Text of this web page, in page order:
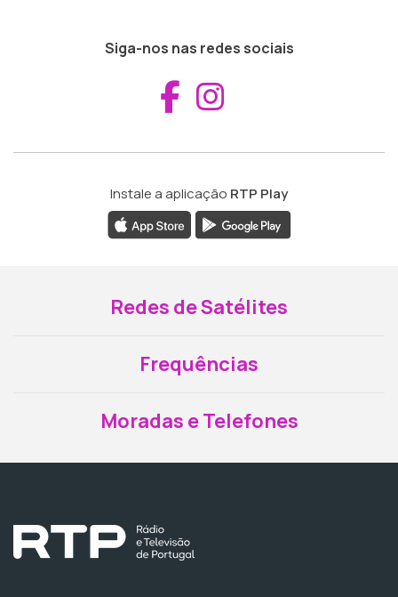
Siga-nos nas redes sociais
Aceder ao
Instale a aplicação RTP Play
Redes de Satélites
Frequências
Moradas e Telefones